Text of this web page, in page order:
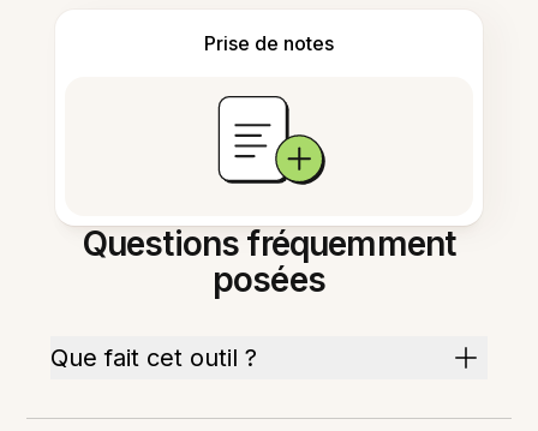
Prise de notes
Questions fréquemment
posées
Que fait cet outil ?